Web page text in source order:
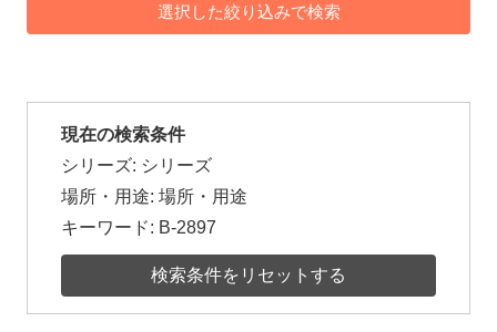
現在の検索条件
シリーズ: シリーズ
場所・用途: 場所・用途
キーワード: B-2897
検索条件をリセットする